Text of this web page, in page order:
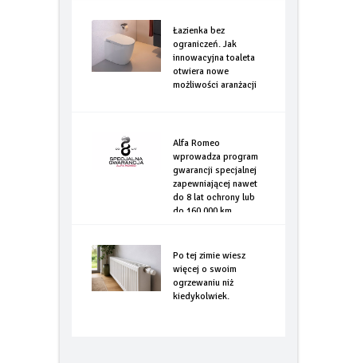
Łazienka bez
ograniczeń. Jak
innowacyjna toaleta
otwiera nowe
Alfa Romeo
wprowadza program
gwarancji specjalnej
zapewniającej nawet
do 8 lat ochrony lub
Po tej zimie wiesz
więcej o swoim
ogrzewaniu niż